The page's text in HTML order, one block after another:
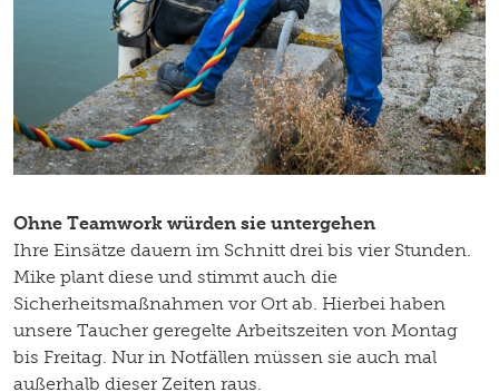
Ohne Teamwork würden sie untergehen
Ihre Einsätze dauern im Schnitt drei bis vier Stunden.
Mike plant diese und stimmt auch die
Sicherheitsmaßnahmen vor Ort ab. Hierbei haben
unsere Taucher geregelte Arbeitszeiten von Montag
bis Freitag. Nur in Notfällen müssen sie auch mal
außerhalb dieser Zeiten raus.